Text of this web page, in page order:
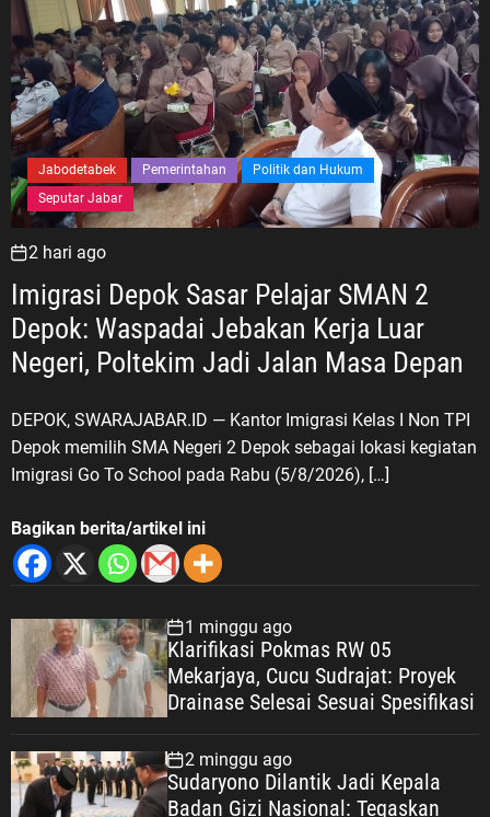
Jabodetabek Pemerintahan
Politik dan Hukum
Seputar Jabar
2 hari ago
Imigrasi Depok Sasar Pelajar SMAN 2
Depok: Waspadai Jebakan Kerja Luar
DEPOK, SWARAJABAR.ID — Kantor Imigrasi Kelas I Non TPI
Depok memilih SMA Negeri 2 Depok sebagai lokasi kegiatan
Imigrasi Go To School pada Rabu (5/8/2026), […]
Bagikan berita/artikel ini
1 minggu ago
Klarifikasi Pokmas RW 05
Mekarjaya, Cucu Sudrajat: Proyek
Drainase Selesai Sesuai Spesifikasi
2 minggu ago
Sudaryono Dilantik Jadi Kepala
Badan Gizi Nasional: Tegaskan